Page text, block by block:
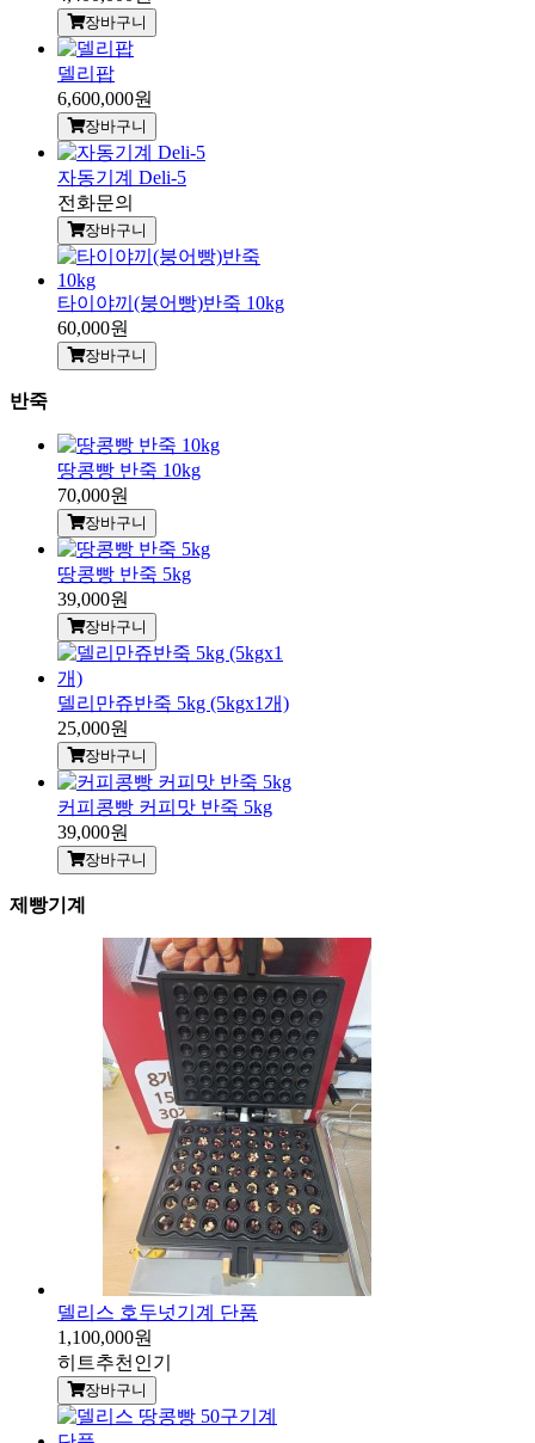
장바구니
델리팝
6,600,000원
장바구니
자동기계 Deli-5
전화문의
장바구니
타이야끼(붕어빵)반죽 10kg
60,000원
장바구니
반죽
땅콩빵 반죽 10kg
70,000원
장바구니
땅콩빵 반죽 5kg
39,000원
장바구니
델리만쥬반죽 5kg (5kgx1개)
25,000원
장바구니
커피콩빵 커피맛 반죽 5kg
39,000원
장바구니
제빵기계
델리스 호두넛기계 단품
1,100,000원
히트추천 인기
장바구니